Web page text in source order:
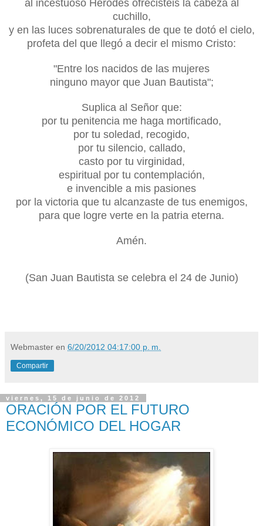
al incestuoso Herodes ofrecisteis la cabeza al
cuchillo,
y en las luces sobrenaturales de que te dotó el cielo,
profeta del que llegó a decir el mismo Cristo:
"Entre los nacidos de las mujeres
ninguno mayor que Juan Bautista";
Suplica al Señor que:
por tu penitencia me haga mortificado,
por tu soledad, recogido,
por tu silencio, callado,
casto por tu virginidad,
espiritual por tu contemplación,
e invencible a mis pasiones
por la victoria que tu alcanzaste de tus enemigos,
para que logre verte en la patria eterna.
Amén.
(San Juan Bautista se celebra el 24 de Junio)
Webmaster en 6/20/2012 04:17:00 p. m.
Compartir
viernes, 15 de junio de 2012
ORACIÓN POR EL FUTURO
ECONÓMICO DEL HOGAR